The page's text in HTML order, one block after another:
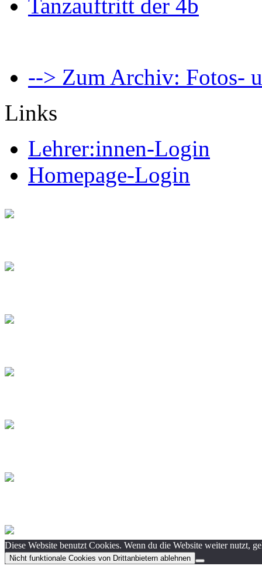
Tanzauftritt der 4b
--> Zum Archiv: Fotos-
Links
Lehrer:innen-Login
Homepage-Login
Diese Website benutzt Cookies. Wenn du die Website weiter nutzt,
Nicht funktionale Cookies von Drittanbietern ablehnen